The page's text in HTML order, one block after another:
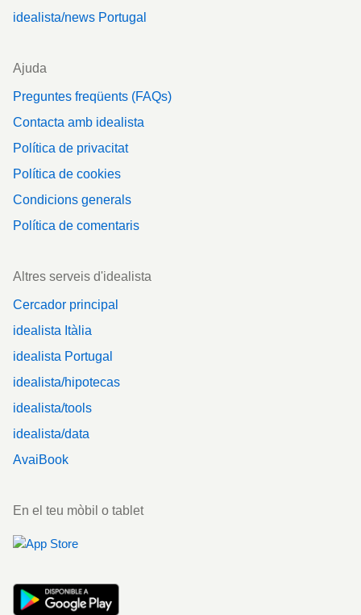
idealista/news Portugal
Ajuda
Preguntes freqüents (FAQs)
Contacta amb idealista
Política de privacitat
Política de cookies
Condicions generals
Política de comentaris
Altres serveis d'idealista
Cercador principal
idealista Itàlia
idealista Portugal
idealista/hipotecas
idealista/tools
idealista/data
AvaiBook
En el teu mòbil o tablet